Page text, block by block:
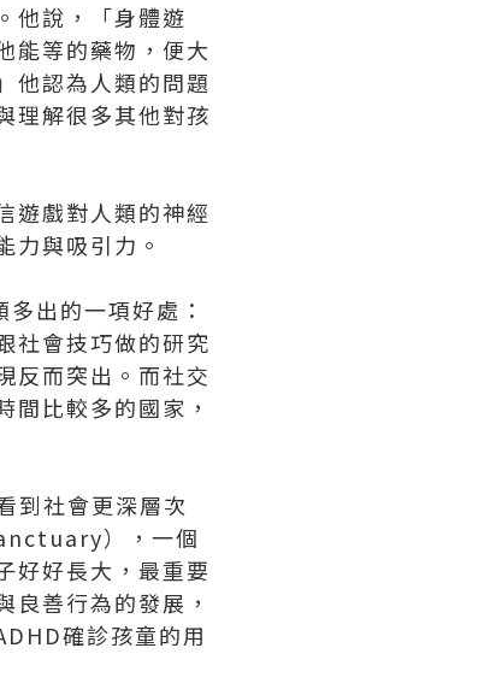
他說，「身體遊
能等的藥物，便大
他認為人類的問題
理解很多其他對孩
遊戲對人類的神經
力與吸引力。
出的一項好處：
社會技巧做的研究
反而突出。而社交
比較多的國家，
到社會更深層次
），一個
好好長大，最重要
善行為的發展，
確診孩童的用